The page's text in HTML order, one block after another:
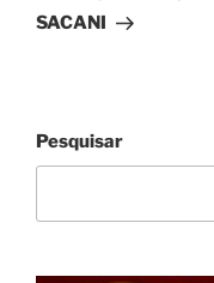
SACANI
Pesquisar